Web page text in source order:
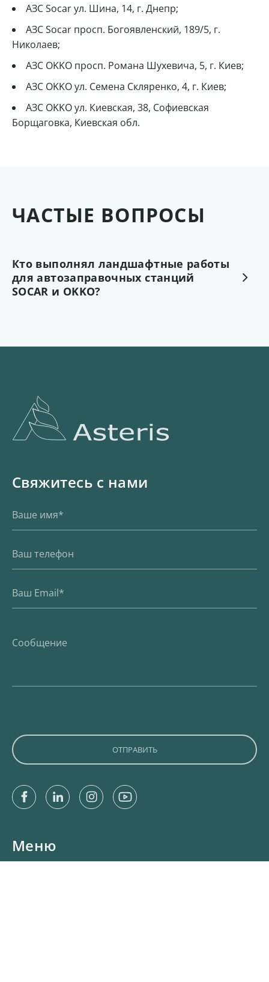
АЗС Socar ул. Шина, 14, г. Днепр;
АЗС Socar просп. Богоявленский, 189/5, г.
Николаев;
АЗС OKKO просп. Романа Шухевича, 5, г. Киев;
АЗС OKKO ул. Семена Скляренко, 4, г. Киев;
АЗС OKKO ул. Киевская, 38, Софиевская
Борщаговка, Киевская обл.
ЧАСТЫЕ ВОПРОСЫ
Кто выполнял ландшафтные работы
для автозаправочных станций
SOCAR и OKKO?
Свяжитесь с нами
FacebookLinkedinInstagramYoutube
Меню